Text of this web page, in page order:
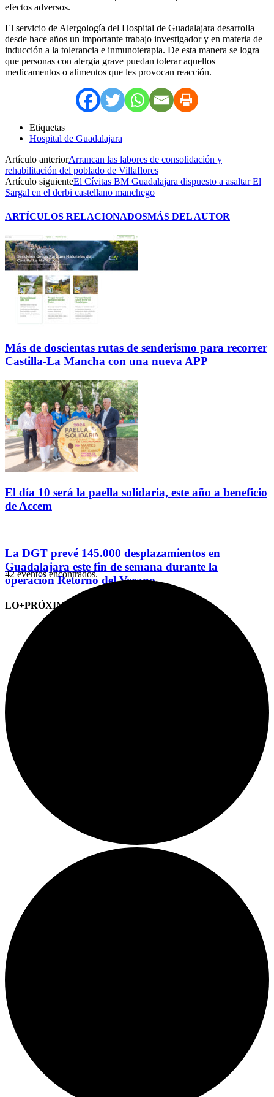
efectos adversos.
El servicio de Alergología del Hospital de Guadalajara desarrolla
desde hace años un importante trabajo investigador y en materia de
inducción a la tolerancia e inmunoterapia. De esta manera se logra
que personas con alergia grave puedan tolerar aquellos
medicamentos o alimentos que les provocan reacción.
Etiquetas
Hospital de Guadalajara
Artículo anteriorArrancan las labores de consolidación y
rehabilitación del poblado de Villaflores
Artículo siguienteEl Cívitas BM Guadalajara dispuesto a asaltar El
Sargal en el derbi castellano manchego
ARTÍCULOS RELACIONADOSMÁS DEL AUTOR
Más de doscientas rutas de senderismo para recorrer
Castilla-La Mancha con una nueva APP
El día 10 será la paella solidaria, este año a beneficio
de Accem
La DGT prevé 145.000 desplazamientos en
Guadalajara este fin de semana durante la
operación Retorno del Verano
LO+PRÓXIMO (CITAS)
42 eventos encontrados.